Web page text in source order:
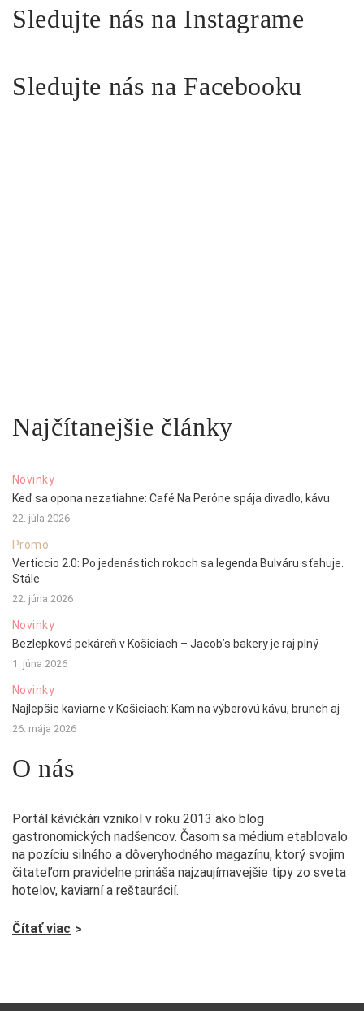
Sledujte nás na Instagrame
Sledujte nás na Facebooku
Najčítanejšie články
Novinky
Keď sa opona nezatiahne: Café Na Peróne spája divadlo, kávu
22. júla 2026
Promo
Verticcio 2.0: Po jedenástich rokoch sa legenda Bulváru sťahuje.
Stále
22. júna 2026
Novinky
Bezlepková pekáreň v Košiciach – Jacob’s bakery je raj plný
1. júna 2026
Novinky
Najlepšie kaviarne v Košiciach: Kam na výberovú kávu, brunch aj
26. mája 2026
O nás
Portál kávičkári vznikol v roku 2013 ako blog
gastronomických nadšencov. Časom sa médium etablovalo
na pozíciu silného a dôveryhodného magazínu, ktorý svojim
čitateľom pravidelne prináša najzaujímavejšie tipy zo sveta
hotelov, kaviarní a reštaurácií.
Čítať viac